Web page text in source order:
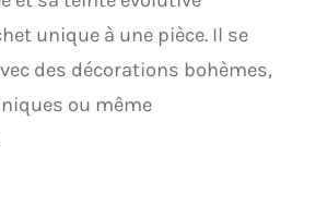
unique à une pièce. Il se
des décorations bohèmes,
ou même